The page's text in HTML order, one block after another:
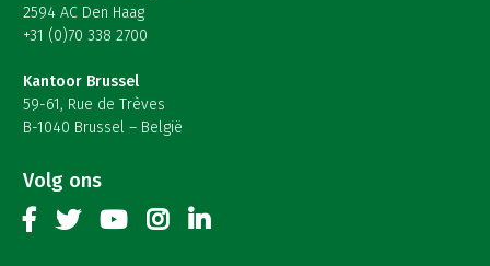
2594 AC Den Haag
+31 (0)70 338 2700
Kantoor Brussel
59-61, Rue de Trèves
B-1040 Brussel – België
Volg ons